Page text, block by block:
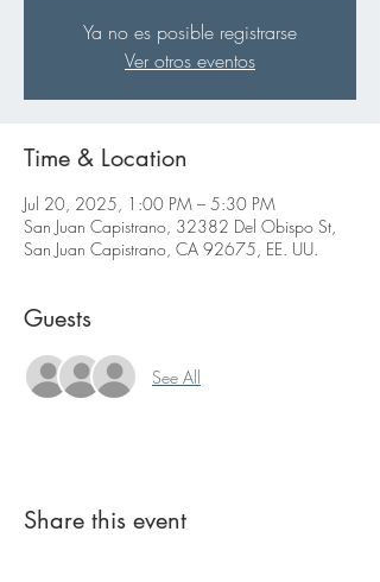
Ya no es posible registrarse
Ver otros eventos
Time & Location
Jul 20, 2025, 1:00 PM – 5:30 PM
San Juan Capistrano, 32382 Del Obispo St,
San Juan Capistrano, CA 92675, EE. UU.
Guests
See All
Share this event